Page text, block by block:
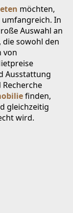
möchten,
In
Auswahl an
sowohl den
von
Ausstattung
finden,
gleichzeitig
wird.